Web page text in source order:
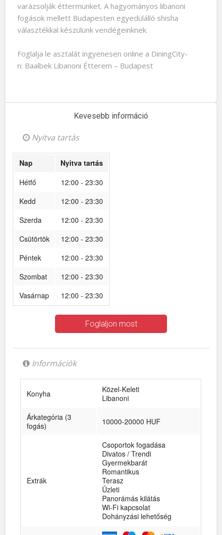
varázsolják éttermünket. A hagyományos libanoni
fogások mellett Budapesten egyedülálló shisha
választékkal készülünk vendégeinknek.
Foglalja le asztalát ingyenesen online a DiningCity-
n: Baalbek Libanoni Étterem – Budapest
Kevesebb információ
Nyitva tartás
Nap
Nyitva tartás
Hétfő
12:00 - 23:30
Kedd
12:00 - 23:30
Szerda
12:00 - 23:30
Csütörtök
12:00 - 23:30
Péntek
12:00 - 23:30
Szombat
12:00 - 23:30
Vasárnap
12:00 - 23:30
Foglaljon most
Információk
Konyha
Közel-Keleti
Libanoni
Árkategória (3
fogás)
10000-20000 HUF
Extrák
Csoportok fogadása
Divatos / Trendi
Gyermekbarát
Romantikus
Terasz
Üzleti
Panorámás kilátás
Wi-Fi kapcsolat
Dohányzási lehetőség